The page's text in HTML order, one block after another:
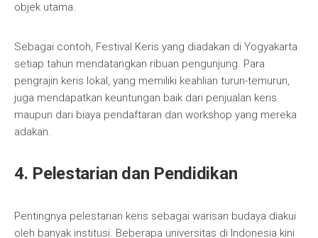
objek utama.
Sebagai contoh, Festival Keris yang diadakan di Yogyakarta
setiap tahun mendatangkan ribuan pengunjung. Para
pengrajin keris lokal, yang memiliki keahlian turun-temurun,
juga mendapatkan keuntungan baik dari penjualan keris
maupun dari biaya pendaftaran dan workshop yang mereka
adakan.
4. Pelestarian dan Pendidikan
Pentingnya pelestarian keris sebagai warisan budaya diakui
oleh banyak institusi. Beberapa universitas di Indonesia kini